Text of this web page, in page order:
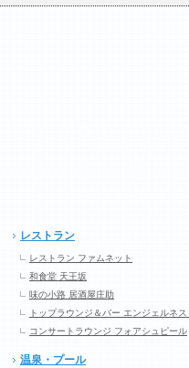
レストラン
レストラン ファムネット
和食堂 天王坂
味の小路 居酒屋庄助
トップラウンジ＆バー エンジェルネス
コンサートラウンジ フォアシュピール
温泉・プール